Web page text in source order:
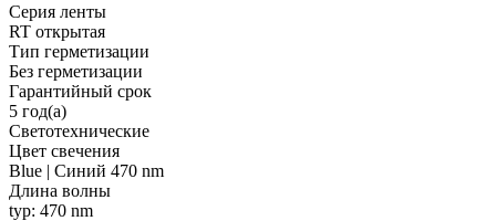
Серия ленты
RT открытая
Тип герметизации
Без герметизации
Гарантийный срок
5 год(а)
Светотехнические
Цвет свечения
Blue | Синий 470 nm
Длина волны
typ: 470 nm